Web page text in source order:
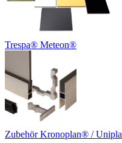
Trespa® Meteon®
Zubehör Kronoplan® /